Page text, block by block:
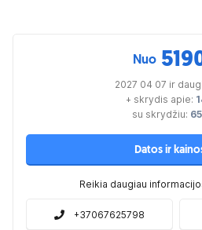
Nuo
2027 04 07 ir
+ skrydis apie:
su skrydžiu:
Datos ir
Reikia daugiau
+37067625798